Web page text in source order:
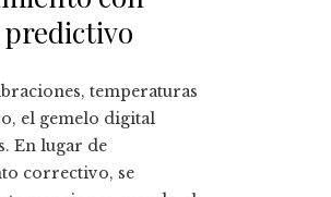
temperaturas
el gemelo digital
En lugar de
correctivo, se